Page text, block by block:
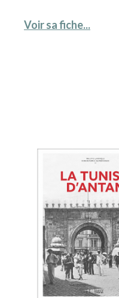
Voir sa fiche...